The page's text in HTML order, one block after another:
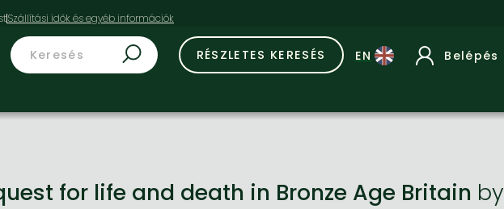
RÉSZLETES KERESÉS Belépés
quest for life and death in Bronze Age Britain by